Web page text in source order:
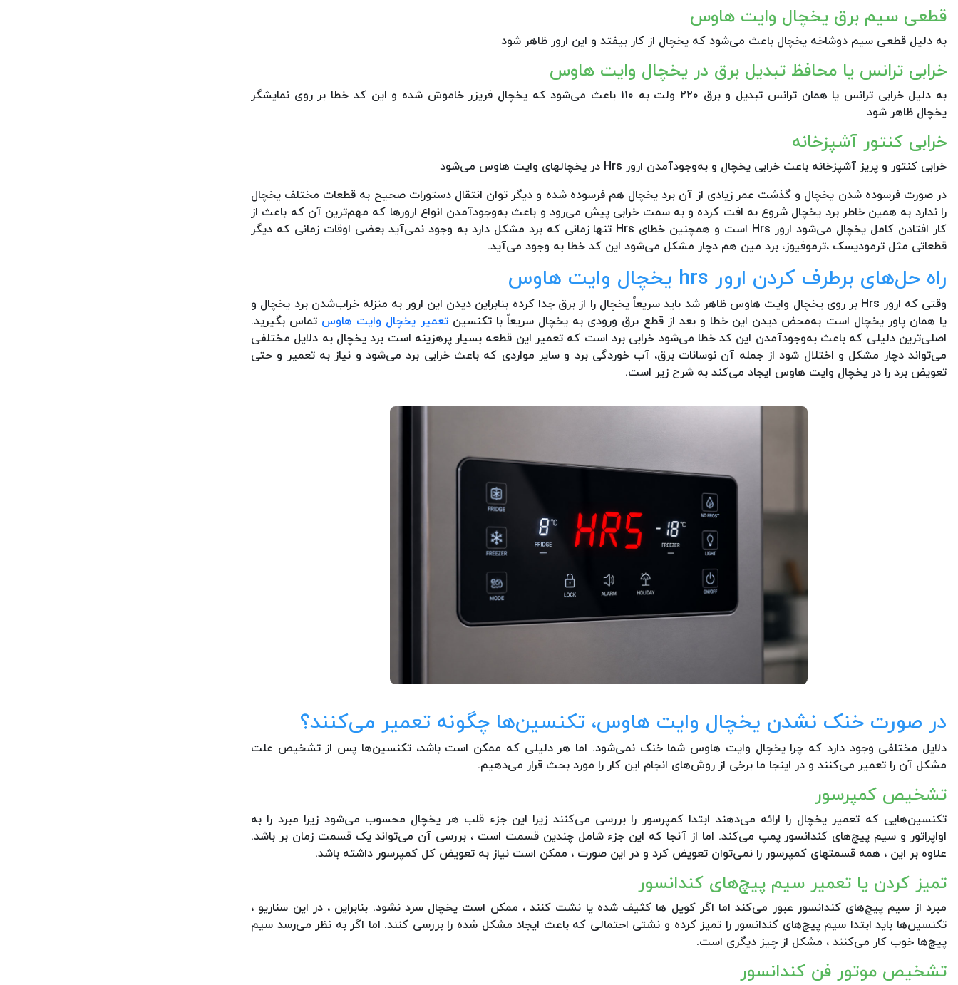
قطعی سیم برق یخچال وایت هاوس
به دلیل قطعی سیم دوشاخه یخچال باعث می‌شود که یخچال از کار بیفتد و این ارور ظاهر شود
خرابی ترانس یا محافظ تبدیل برق در یخچال وایت هاوس
به دلیل خرابی ترانس یا همان ترانس تبدیل و برق ۲۲۰ ولت به ۱۱۰ باعث می‌شود که یخچال فریزر خاموش شده و این کد خطا بر روی نمایشگر
یخچال ظاهر شود
خرابی کنتور آشپزخانه
خرابی کنتور و پریز آشپزخانه باعث خرابی یخچال و به‌وجودآمدن ارور Hrs در یخچالهای وایت هاوس می‌شود
در صورت فرسوده شدن یخچال و گذشت عمر زیادی از آن برد یخچال هم فرسوده شده و دیگر توان انتقال دستورات صحیح به قطعات مختلف یخچال
را ندارد به همین خاطر برد یخچال شروع به افت کرده و به سمت خرابی پیش می‌رود و باعث به‌وجودآمدن انواع ارورها که مهم‌ترین آن که باعث از
کار افتادن کامل یخچال می‌شود ارور Hrs است و همچنین خطای Hrs تنها زمانی که برد مشکل دارد به وجود نمی‌آید بعضی اوقات زمانی که دیگر
قطعاتی مثل ترمودیسک ،ترموفیوز، برد مین هم دچار مشکل می‌شود این کد خطا به وجود می‌آید.
راه حل‌های برطرف کردن ارور hrs یخچال وایت هاوس
وقتی که ارور Hrs بر روی یخچال وایت هاوس ظاهر شد باید سریعاً یخچال را از برق جدا کرده بنابراین دیدن این ارور به منزله خراب‌شدن برد یخچال و
یا همان پاور یخچال است به‌محض دیدن این خطا و بعد از قطع برق ورودی به یخچال سریعاً با تکنسینتعمیر یخچال وایت هاوس تماس بگیرید.
اصلی‌ترین دلیلی که باعث به‌وجودآمدن این کد خطا می‌شود خرابی برد است که تعمیر این قطعه بسیار پرهزینه است برد یخچال به دلایل مختلفی
می‌تواند دچار مشکل و اختلال شود از جمله آن نوسانات برق، آب خوردگی برد و سایر مواردی که باعث خرابی برد می‌شود و نیاز به تعمیر و حتی
تعویض برد را در یخچال وایت هاوس ایجاد می‌کند به شرح زیر است.
در صورت خنک نشدن یخچال وایت هاوس، تکنسین‌ها چگونه تعمیر می‌کنند؟
دلایل مختلفی وجود دارد که چرا یخچال وایت هاوس شما خنک نمی‌شود. اما هر دلیلی که ممکن است باشد، تکنسین‌ها پس از تشخیص علت
مشکل آن را تعمیر می‌کنند و در اینجا ما برخی از روش‌های انجام این کار را مورد بحث قرار می‌دهیم.
تشخیص کمپرسور
تکنسین‌هایی که تعمیر یخچال را ارائه می‌دهند ابتدا کمپرسور را بررسی می‌کنند زیرا این جزء قلب هر یخچال محسوب می‌شود زیرا مبرد را به
اواپراتور و سیم پیچ‌های کندانسور پمپ می‌کند. اما از آنجا که این جزء شامل چندین قسمت است ، بررسی آن می‌تواند یک قسمت زمان بر باشد.
علاوه بر این ، همه قسمتهای کمپرسور را نمی‌توان تعویض کرد و در این صورت ، ممکن است نیاز به تعویض کل کمپرسور داشته باشد.
تمیز کردن یا تعمیر سیم پیچ‌های کندانسور
مبرد از سیم پیچ‌های کندانسور عبور می‌کند اما اگر کویل ها کثیف شده یا نشت کنند ، ممکن است یخچال سرد نشود. بنابراین ، در این سناریو ،
تکنسین‌ها باید ابتدا سیم پیچ‌های کندانسور را تمیز کرده و نشتی احتمالی که باعث ایجاد مشکل شده را بررسی کنند. اما اگر به نظر می‌رسد سیم
پیچ‌ها خوب کار می‌کنند ، مشکل از چیز دیگری است.
تشخیص موتور فن کندانسور